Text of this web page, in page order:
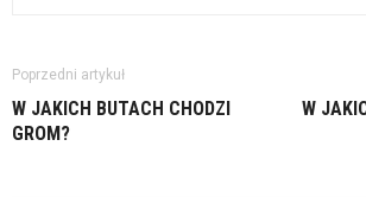
Poprzedni artykuł
W JAKICH BUTACH CHODZI
GROM?
W